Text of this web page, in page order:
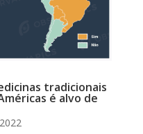
tradicionais
é alvo de